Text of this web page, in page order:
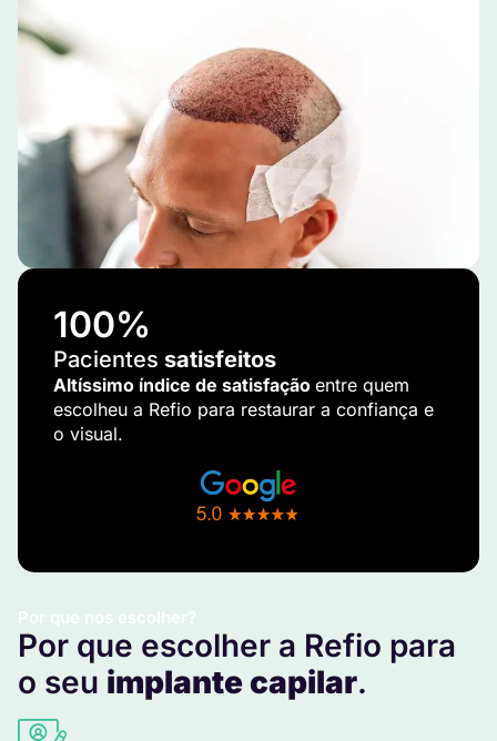
Por que nos escolher?
Por que escolher a Refio para
o seu implante capilar.
100%
Pacientes satisfeitos
Altíssimo índice de satisfação entre quem
escolheu a Refio para restaurar a confiança e
o visual.